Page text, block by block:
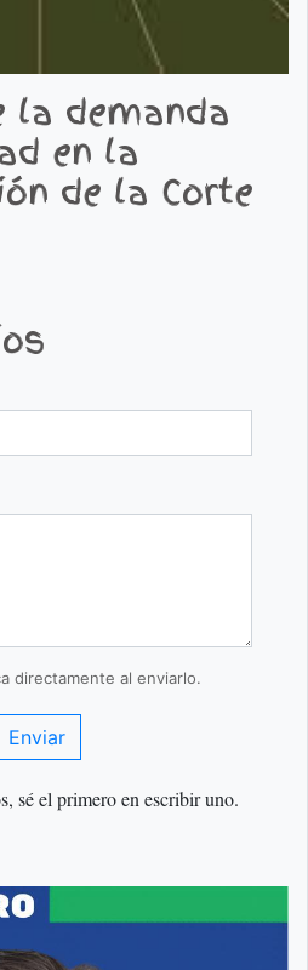
la demanda
en la
de la Corte
directamente al enviarlo.
Enviar
sé el primero en escribir uno.